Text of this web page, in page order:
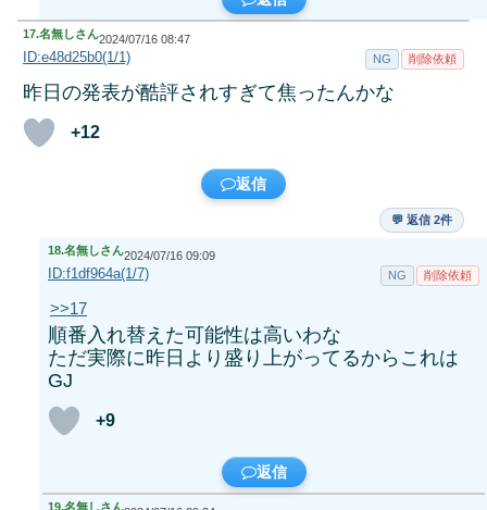
17.名無しさん2024/07/16 08:47
ID:e48d25b0(1/1) NG 削除依頼
昨日の発表が酷評されすぎて焦ったんかな
+12
返信
💬 返信 2件
18.名無しさん2024/07/16 09:09
ID:f1df964a(1/7) NG 削除依頼
>>17
順番入れ替えた可能性は高いわな
ただ実際に昨日より盛り上がってるからこれは
GJ
+9
返信
19.名無しさん